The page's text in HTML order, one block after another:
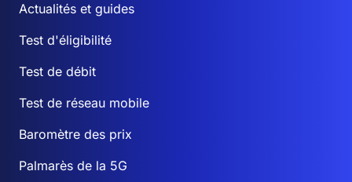
Actualités et guides
Test d'éligibilité
Test de débit
Test de réseau mobile
Baromètre des prix
Palmarès de la 5G